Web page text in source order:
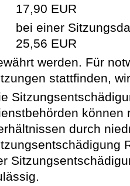
17,90 EUR
bei einer
25,56 EUR
werden. Für
stattfinden,
können
durch